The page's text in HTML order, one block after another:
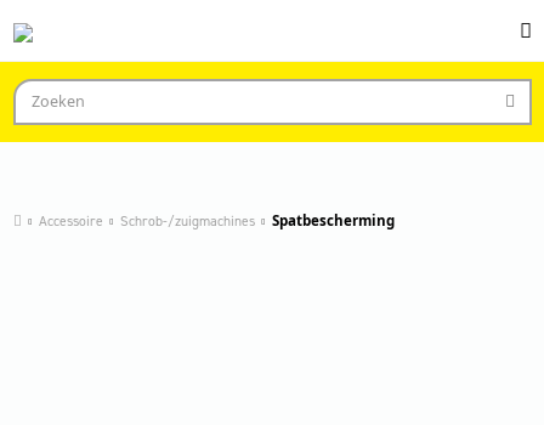
Accessoire Schrob-/zuigmachines Spatbescherming